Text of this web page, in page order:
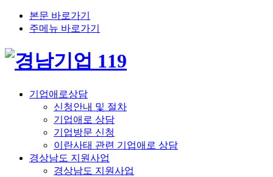
본문 바로가기
주메뉴 바로가기
기업애로상담
신청안내 및 절차
기업애로 상담
기업방문 신청
이란사태 관련 기업애로 상담
경상남도 지원사업
경상남도 지원사업